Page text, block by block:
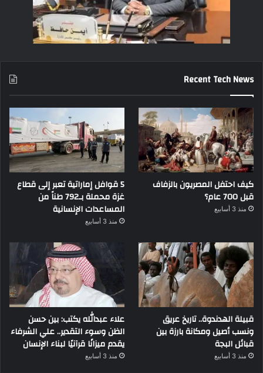
Recent Tech News
كيف احتفل المصريون بالزفاف
قبل 700 عام؟
منذ 3 أسابيع
5 قوافل إماراتية تعبر إلى قطاع
غزة محملة بـ792 طناً من
المساعدات الإنسانية
منذ 3 أسابيع
قبيلة الهدندوة.. تاريخ عريق
ونسب أصيل ومكانة بارزة بين
قبائل البجة
منذ 3 أسابيع
علاء عبدالله يكتب: بين حسن
الظن وسوء التقدير.. علي الشرفاء
يقدم ميزانًا قرآنيًا لبناء الإنسان
منذ 3 أسابيع